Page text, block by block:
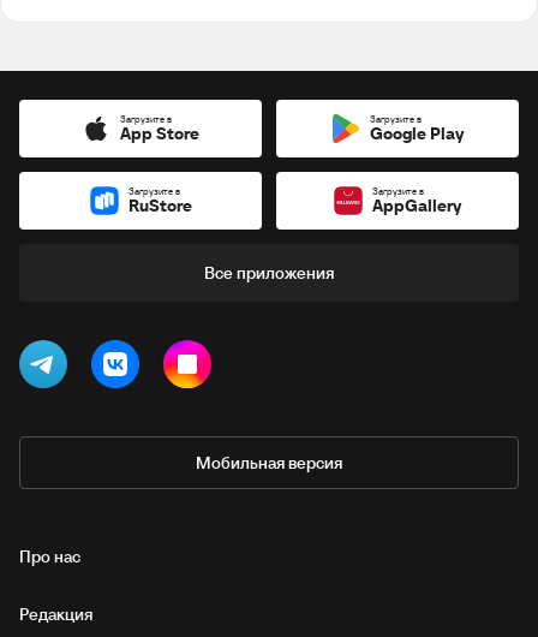
Загрузите в
App Store
Загрузите в
Google Play
Загрузите в
RuStore
Загрузите в
AppGallery
Все приложения
Мобильная версия
Про нас
Редакция